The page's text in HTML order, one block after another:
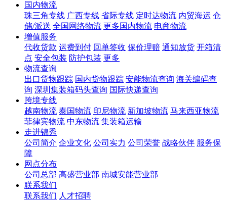
国内物流
珠三角专线 广西专线 省际专线 定时达物流 内贸海运 仓
储/派送 全国网络物流 更多国内物流 电商物流
增值服务
代收货款 运费到付 回单签收 保价理赔 通知放货 开箱清
点 安全包装 防护包装 更多
物流查询
出口货物跟踪 国内货物跟踪 安能物流查询 海关编码查
询 深圳集装箱码头查询 国际快递查询
跨境专线
越南物流 泰国物流 印尼物流 新加坡物流 马来西亚物流
菲律宾物流 中东物流 集装箱运输
走进锦秀
公司简介 企业文化 公司实力 公司荣誉 战略伙伴 服务保
障
网点分布
公司总部 高盛营业部 南城安能营业部
联系我们
联系我们 人才招聘